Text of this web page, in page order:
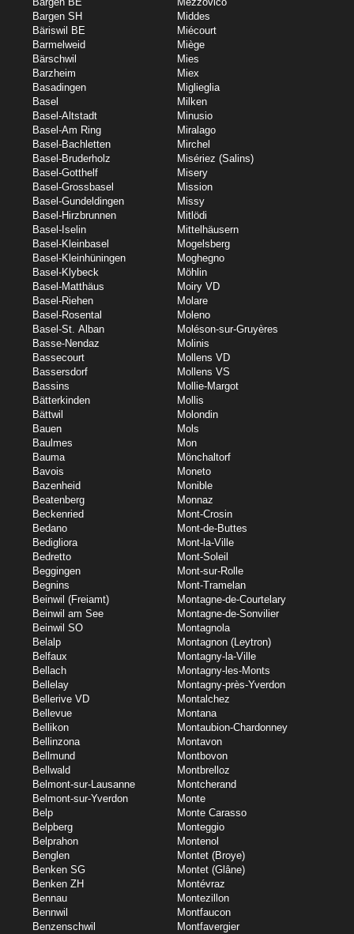
Bargen SH
Bäriswil BE
Barmelweid
Bärschwil
Barzheim
Basadingen
Basel
Basel-Altstadt
Basel-Am Ring
Basel-Bachletten
Basel-Bruderholz
Basel-Gotthelf
Basel-Grossbasel
Basel-Gundeldingen
Basel-Hirzbrunnen
Basel-Iselin
Basel-Kleinbasel
Basel-Kleinhüningen
Basel-Klybeck
Basel-Matthäus
Basel-Riehen
Basel-Rosental
Basel-St. Alban
Basse-Nendaz
Bassecourt
Bassersdorf
Bassins
Bätterkinden
Bättwil
Bauen
Baulmes
Bauma
Bavois
Bazenheid
Beatenberg
Beckenried
Bedano
Bedigliora
Bedretto
Beggingen
Begnins
Beinwil (Freiamt)
Beinwil am See
Beinwil SO
Belalp
Belfaux
Bellach
Bellelay
Bellerive VD
Bellevue
Bellikon
Bellinzona
Bellmund
Bellwald
Belmont-sur-Lausanne
Belmont-sur-Yverdon
Belp
Belpberg
Belprahon
Benglen
Benken SG
Benken ZH
Bennau
Bennwil
Benzenschwil
Middes
Miécourt
Miège
Mies
Miex
Miglieglia
Milken
Minusio
Miralago
Mirchel
Misériez (Salins)
Misery
Mission
Missy
Mitlödi
Mittelhäusern
Mogelsberg
Moghegno
Möhlin
Moiry VD
Molare
Moleno
Moléson-sur-Gruyères
Molinis
Mollens VD
Mollens VS
Mollie-Margot
Mollis
Molondin
Mols
Mon
Mönchaltorf
Moneto
Monible
Monnaz
Mont-Crosin
Mont-de-Buttes
Mont-la-Ville
Mont-Soleil
Mont-sur-Rolle
Mont-Tramelan
Montagne-de-Courtelary
Montagne-de-Sonvilier
Montagnola
Montagnon (Leytron)
Montagny-la-Ville
Montagny-les-Monts
Montagny-près-Yverdon
Montalchez
Montana
Montaubion-Chardonney
Montavon
Montbovon
Montbrelloz
Montcherand
Monte
Monte Carasso
Monteggio
Montenol
Montet (Broye)
Montet (Glâne)
Montévraz
Montezillon
Montfaucon
Montfavergier